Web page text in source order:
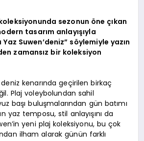
sezonun öne çıkan
tasarım anlayışıyla
Suwen’deniz” söylemiyle yazın
zamansız bir koleksiyon
deniz kenarında geçirilen birkaç
Plaj voleybolundan sahil
başı buluşmalarından gün batımı
yaz temposu, stil anlayışını da
yeni plaj koleksiyonu, bu çok
ilham alarak günün farklı